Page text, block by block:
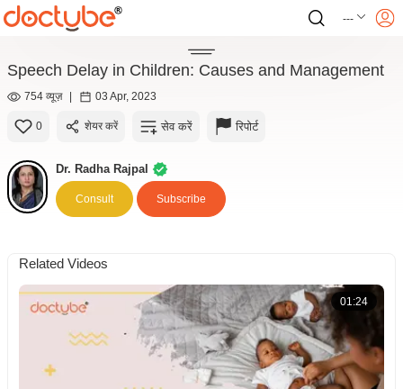
---
Speech Delay in Children: Causes and Management
754 व्यूज़ | 03 Apr, 2023
0 शेयर करें सेव करें रिपोर्ट
Dr. Radha Rajpal
Consult Subscribe
Related Videos
01:24